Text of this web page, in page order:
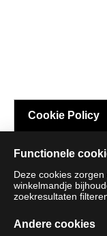
Cookie Policy
Functionele
Deze cookies
winkelmandje
zoekresultaten
Andere cookies